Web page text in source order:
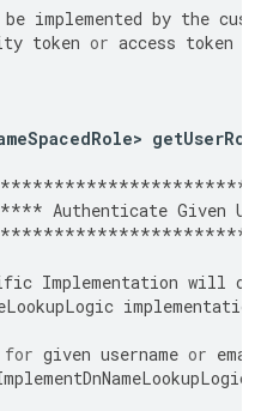
be implemented by the
token or access token
Authenticate Given
Implementation will
implementation
for given username or